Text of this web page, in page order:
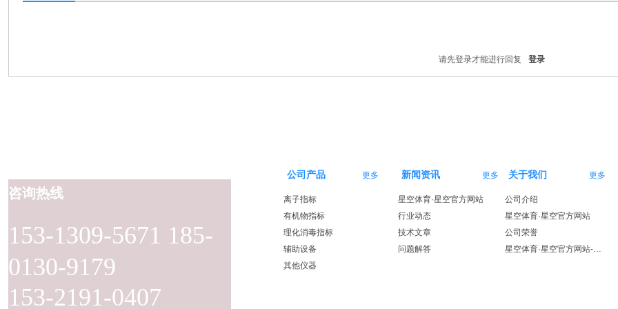
请先登录才能进行回复 登录
153-1309-5671 185-
0130-9179
153-2191-0407
咨询热线
新闻资讯 更多
星空体育·星空官方网站
行业动态
技术文章
问题解答
公司产品 更多
离子指标
有机物指标
理化消毒指标
辅助设备
其他仪器
关于我们 更多
公司介绍
星空体育·星空官方网站
公司荣誉
星空体育·星空官方网站-星空体育（中国）